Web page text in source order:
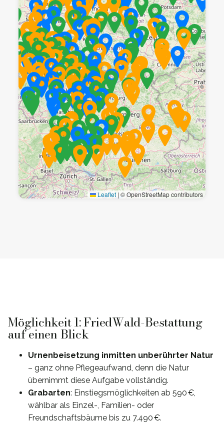
Leaflet | © OpenStreetMap contributors
Möglichkeit 1: FriedWald-Bestattung
auf einen Blick
Urnenbeisetzung inmitten unberührter Natur
– ganz ohne Pflegeaufwand, denn die Natur
übernimmt diese Aufgabe vollständig.
Grabarten: Einstiegsmöglichkeiten ab 590 €,
wählbar als Einzel-, Familien- oder
Freundschaftsbäume bis zu 7.490 €.